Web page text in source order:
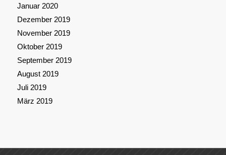
Januar 2020
Dezember 2019
November 2019
Oktober 2019
September 2019
August 2019
Juli 2019
März 2019